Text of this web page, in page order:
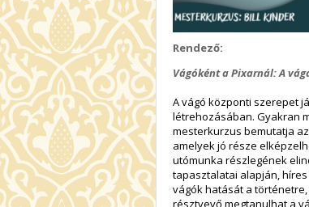
Rendező:
Vágóként a Pixarnál: A
A vágó központi szerepet
létrehozásában. Gyakran
mesterkurzus bemutatja
amelyek jó része
utómunka részlegének
tapasztalatai alapján,
vágók hatását a
résztvevő megtanulhat a